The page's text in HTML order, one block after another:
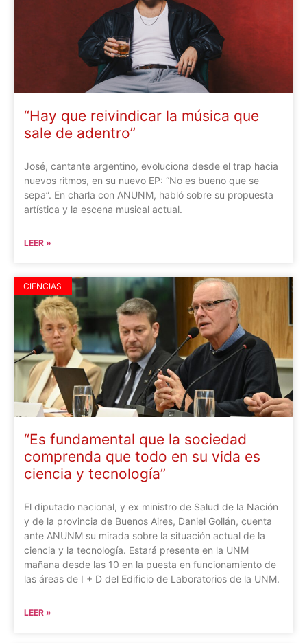
“Hay que reivindicar la música que
sale de adentro”
José, cantante argentino, evoluciona desde el trap hacia
nuevos ritmos, en su nuevo EP: “No es bueno que se
sepa”. En charla con ANUNM, habló sobre su propuesta
artística y la escena musical actual.
LEER »
CIENCIAS
“Es fundamental que la sociedad
comprenda que todo en su vida es
ciencia y tecnología”
El diputado nacional, y ex ministro de Salud de la Nación
y de la provincia de Buenos Aires, Daniel Gollán, cuenta
ante ANUNM su mirada sobre la situación actual de la
ciencia y la tecnología. Estará presente en la UNM
mañana desde las 10 en la puesta en funcionamiento de
las áreas de I + D del Edificio de Laboratorios de la UNM.
LEER »